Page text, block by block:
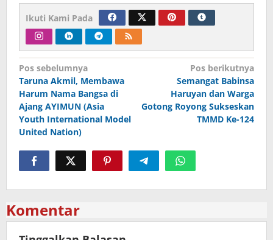
Ikuti Kami Pada
Navigasi
pos
Pos sebelumnya
Taruna Akmil, Membawa
Harum Nama Bangsa di
Ajang AYIMUN (Asia
Youth International Model
United Nation)
Pos berikutnya
Semangat Babinsa
Haruyan dan Warga
Gotong Royong Sukseskan
TMMD Ke-124
Komentar